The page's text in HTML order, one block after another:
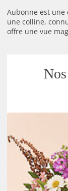
Aubonne est une
une colline,
offre une vue